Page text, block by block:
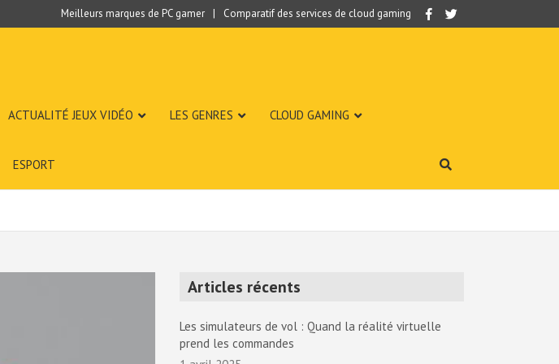
Meilleurs marques de PC gamer Comparatif des services de cloud gaming
ACTUALITÉ JEUX VIDÉO LES GENRES CLOUD GAMING
ESPORT
Articles récents
Les simulateurs de vol : Quand la réalité virtuelle
prend les commandes